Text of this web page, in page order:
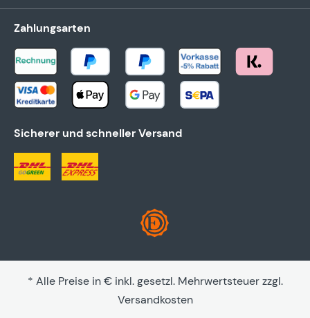
Zahlungsarten
Sicherer und schneller Versand
* Alle Preise in € inkl. gesetzl. Mehrwertsteuer zzgl.
Versandkosten